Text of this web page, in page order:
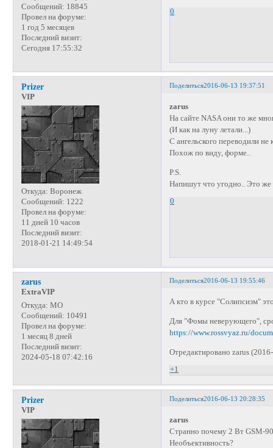
Сообщений: 18845
Провел на форуме:
1 год 5 месяцев
Последний визит:
Сегодня 17:55:32
0
Поделиться2016-06-13 19:37:51
Prizer
VIP
Откуда: Воронеж
Сообщений: 1222
Провел на форуме:
11 дней 10 часов
Последний визит:
2018-01-21 14:49:54
zarus
На сайте NASA они то же
(И как на луну летали...)
С ангельского переводили
Похож по виду, форме..
P.S.
Напишут что угодно.. Это же
0
Поделиться2016-06-13 19:55:46
zarus
ExtraVIP
Откуда: МО
Сообщений: 10491
Провел на форуме:
1 месяц 8 дней
Последний визит:
2024-05-18 07:42:16
А кто в курсе "Солипсизм"
Для "Фомы неверующего",
https://www.rossvyaz.ru/
Отредактировано zarus
+1
Поделиться2016-06-13 20:28:35
Prizer
VIP
zarus
Странно почему 2 Вт GSM-
Необъективность?